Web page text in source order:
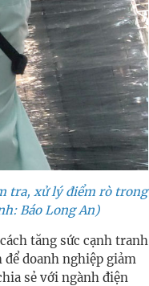
tra, xử lý điểm rò trong
Báo Long An)
tăng sức cạnh tranh
doanh nghiệp giảm
sẻ với ngành điện